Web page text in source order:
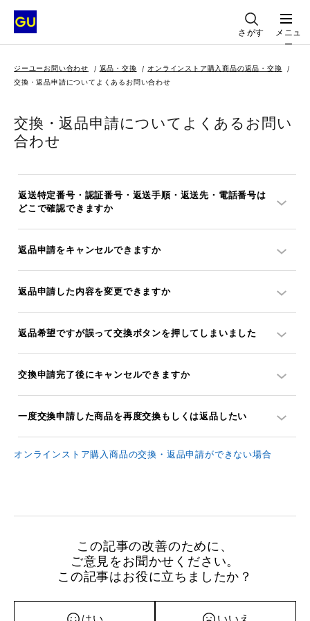
さがす
メニュ
ー
ジーユーお問い合わせ 返品・交換
オンラインストア購入商品の返品・交換
交換・返品申請についてよくあるお問い合わせ
交換・返品申請についてよくあるお問い
合わせ
返送特定番号・認証番号・返送手順・返送先・電話番号は
どこで確認できますか
返品申請をキャンセルできますか
返品申請した内容を変更できますか
返品希望ですが誤って交換ボタンを押してしまいました
交換申請完了後にキャンセルできますか
一度交換申請した商品を再度交換もしくは返品したい
オンラインストア購入商品の交換・返品申請ができない場合
この記事の改善のために、
ご意見をお聞かせください。
この記事はお役に立ちましたか？